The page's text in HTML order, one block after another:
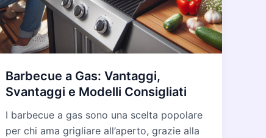
Barbecue a Gas: Vantaggi,
Svantaggi e Modelli Consigliati
I barbecue a gas sono una scelta popolare
per chi ama grigliare all’aperto, grazie alla